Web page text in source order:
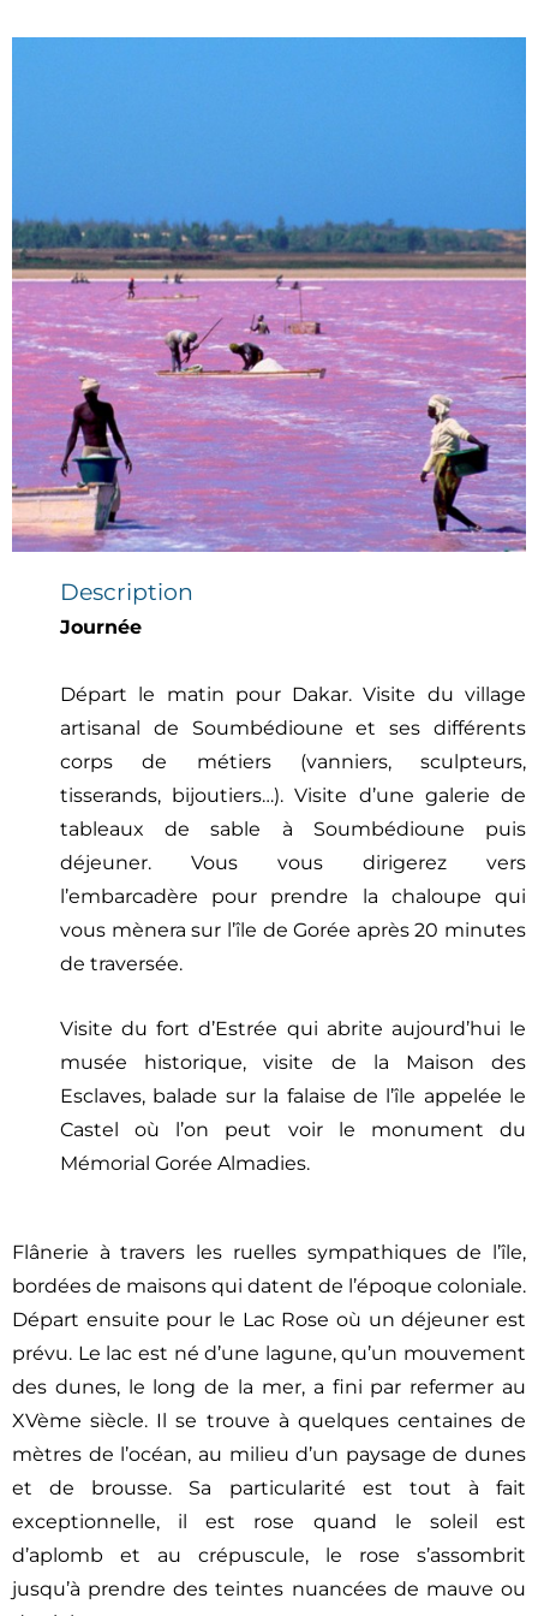
Description
Journée
Départ le matin pour Dakar. Visite du village
artisanal de Soumbédioune et ses différents
corps de métiers (vanniers, sculpteurs,
tisserands, bijoutiers…). Visite d’une galerie de
tableaux de sable à Soumbédioune puis
déjeuner. Vous vous dirigerez vers
l’embarcadère pour prendre la chaloupe qui
vous mènera sur l’île de Gorée après 20 minutes
de traversée.
Visite du fort d’Estrée qui abrite aujourd’hui le
musée historique, visite de la Maison des
Esclaves, balade sur la falaise de l’île appelée le
Castel où l’on peut voir le monument du
Mémorial Gorée Almadies.
Flânerie à travers les ruelles sympathiques de l’île,
bordées de maisons qui datent de l’époque coloniale.
Départ ensuite pour le Lac Rose où un déjeuner est
prévu. Le lac est né d’une lagune, qu’un mouvement
des dunes, le long de la mer, a fini par refermer au
XVème siècle. Il se trouve à quelques centaines de
mètres de l’océan, au milieu d’un paysage de dunes
et de brousse. Sa particularité est tout à fait
exceptionnelle, il est rose quand le soleil est
d’aplomb et au crépuscule, le rose s’assombrit
jusqu’à prendre des teintes nuancées de mauve ou